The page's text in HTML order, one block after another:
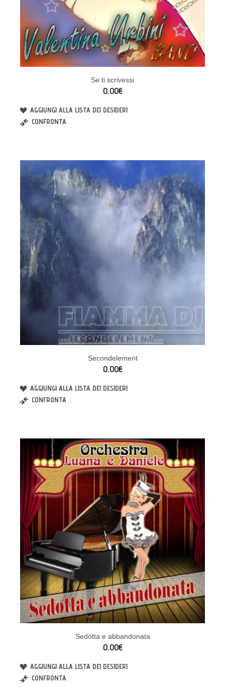
Se ti scrivessi
0,00€
AGGIUNGI ALLA LISTA DEI DESIDERI
CONFRONTA
Secondelement
0,00€
AGGIUNGI ALLA LISTA DEI DESIDERI
CONFRONTA
Sedotta e abbandonata
0,00€
AGGIUNGI ALLA LISTA DEI DESIDERI
CONFRONTA